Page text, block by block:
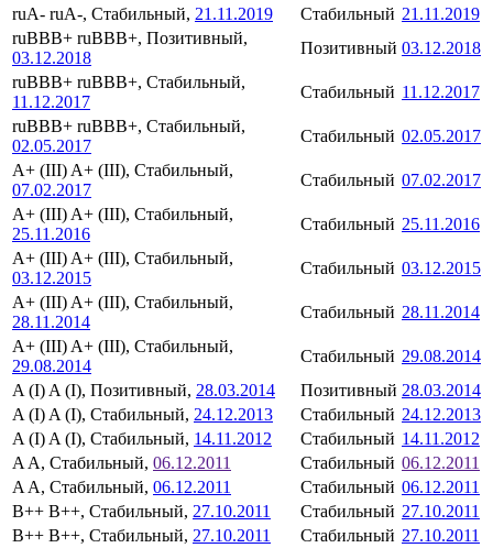
ruA- ruA-, Стабильный, 21.11.2019 Стабильный 21.11.2019
ruBBB+ ruBBB+, Позитивный,
03.12.2018
Позитивный 03.12.2018
ruBBB+ ruBBB+, Стабильный,
11.12.2017
Стабильный 11.12.2017
ruBBB+ ruBBB+, Стабильный,
02.05.2017
Стабильный 02.05.2017
A+ (III) A+ (III), Стабильный,
07.02.2017
Стабильный 07.02.2017
A+ (III) A+ (III), Стабильный,
25.11.2016
Стабильный 25.11.2016
A+ (III) A+ (III), Стабильный,
03.12.2015
Стабильный 03.12.2015
A+ (III) A+ (III), Стабильный,
28.11.2014
Стабильный 28.11.2014
A+ (III) A+ (III), Стабильный,
29.08.2014
Стабильный 29.08.2014
A (I) A (I), Позитивный, 28.03.2014 Позитивный 28.03.2014
A (I) A (I), Стабильный, 24.12.2013 Стабильный 24.12.2013
A (I) A (I), Стабильный, 14.11.2012 Стабильный 14.11.2012
A A, Стабильный, 06.12.2011 Стабильный 06.12.2011
A A, Стабильный, 06.12.2011 Стабильный 06.12.2011
B++ B++, Стабильный, 27.10.2011 Стабильный 27.10.2011
B++ B++, Стабильный, 27.10.2011 Стабильный 27.10.2011